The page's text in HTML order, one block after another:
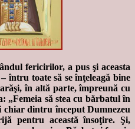
fericirilor, a pus şi aceasta
întru toate să se înţeleagă bine
în altă parte, împreună cu
„Femeia să stea cu bărbatul în
chiar dintru început Dumnezeu
pentru această însoţire. Şi,